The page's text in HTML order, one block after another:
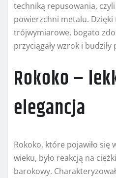
techniką repusowania,
powierzchni metalu.
trójwymiarowe, bogato
przyciągały wzrok i budziły
Rokoko –
elegancja
Rokoko, które pojawiło się
wieku, było reakcją na
barokowy.